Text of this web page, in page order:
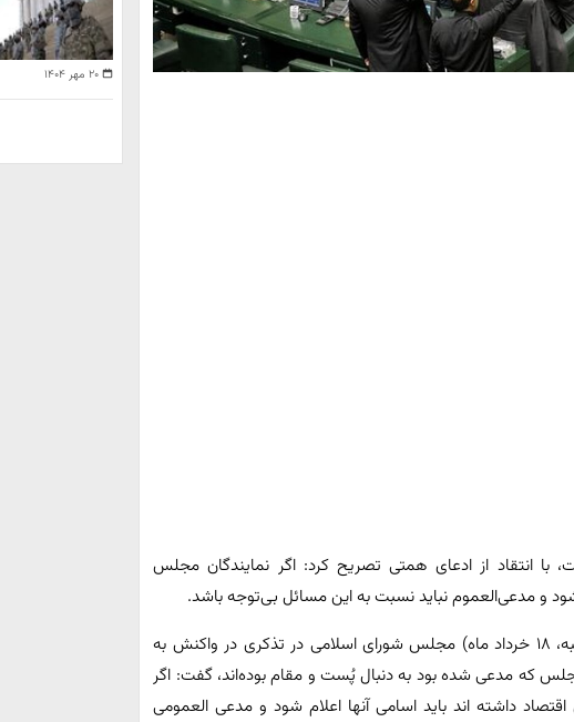
با انتقاد از ادعای همتی تصریح کرد: اگر نمایندگان مجلس
شود و مدعی‌العموم نباید نسبت به این مسائل بی‌توجه باشد.
فرهاد بشیری در نشست علنی صبح امروز(یکشنبه، ۱۸ خرداد ماه) مجلس شورای اسلامی در تذکری در واکنش به
که مدعی شده بود به دنبال پُست و مقام بوده‌اند، گفت: اگر
داشته اند باید اسامی آنها اعلام شود و مدعی العمومی
۲۰ مهر ۱۴۰۴